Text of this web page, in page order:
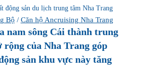
động sản du lịch trung tâm Nha Trang
Bộ / Căn hộ Ancruising Nha Trang
nam sông Cái thành trung
của Nha Trang góp
sản khu vực này tăng